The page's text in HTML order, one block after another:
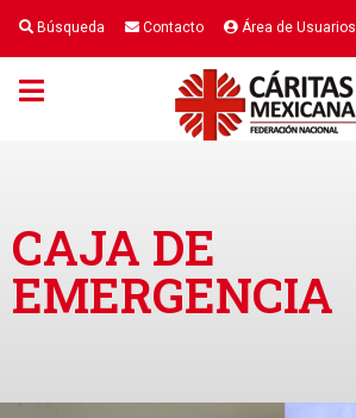
Búsqueda Contacto Área de Usuarios
CAJA DE
EMERGENCIA